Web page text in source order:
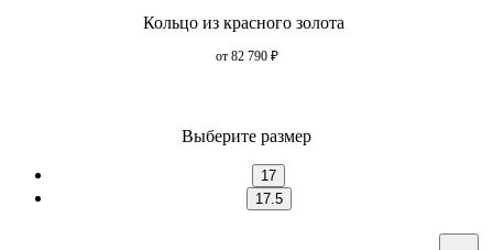
Кольцо из красного золота
от 82 790 ₽
Выберите размер
17
17.5